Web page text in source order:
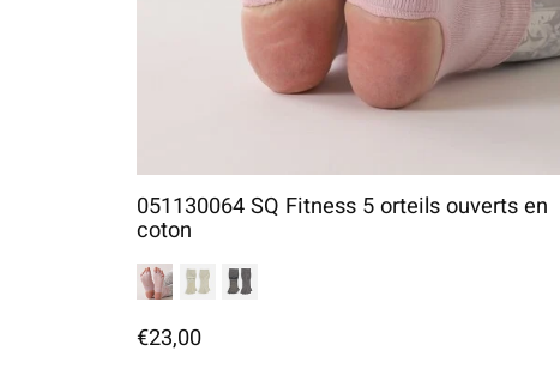
051130064 SQ Fitness 5 orteils ouverts en
coton
€23,00